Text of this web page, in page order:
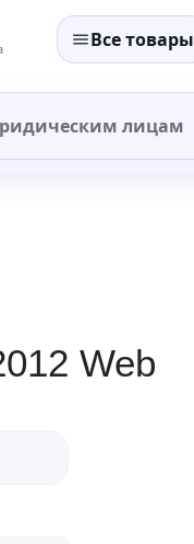
Все товары
лицам
Web
−